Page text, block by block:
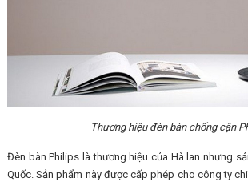
Thương hiệu đèn bàn chống cận
Đèn bàn Philips là thương hiệu của Hà lan nhưng
Quốc. Sản phẩm này được cấp phép cho công ty